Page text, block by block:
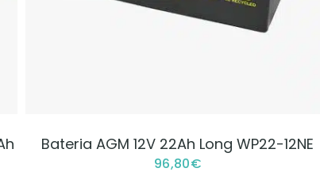
VER PRODUCTO
Bateria AGM 12V 22Ah Long WP22-12NE
96,80€